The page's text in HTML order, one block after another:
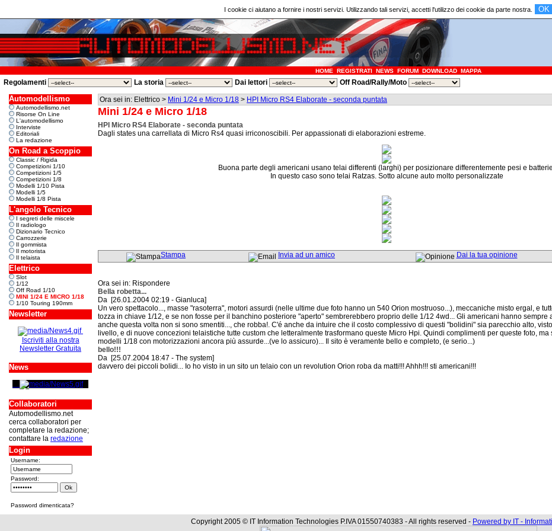
I cookie ci aiutano a fornire i nostri servizi. Utilizzando tali servizi, accetti l'utilizzo dei cookie da parte nostra. OK
HOME REGISTRATI NEWS FORUM DOWNLOAD MAPPA
Regolamenti La storia Dai lettori Off Road/Rally/Moto
Automodellismo
Automodellismo.net
Risorse On Line
L'automodellismo
Interviste
Editoriali
La redazione
On Road a Scoppio
Classic / Rigida
Competizioni 1/10
Competizioni 1/5
Competizioni 1/8
Modelli 1/10 Pista
Modelli 1/5
Modelli 1/8 Pista
L'angolo Tecnico
I segreti delle miscele
Il radiologo
Dizionario Tecnico
Carrozzerie
Il gommista
Il motorista
Il telaista
Elettrico
Slot
1/12
Off Road 1/10
MINI 1/24 E MICRO 1/18
1/10 Touring 190mm
Newsletter
Iscriviti alla nostra
Newsletter Gratuita
News
Collaboratori
Automodellismo.net
cerca collaboratori per
completare la redazione;
contattare la redazione
Login
Username:
Password:
Password dimenticata?
Ora sei in: Elettrico > Mini 1/24 e Micro 1/18 > HPI Micro RS4 Elaborate - seconda puntata
Mini 1/24 e Micro 1/18
HPI Micro RS4 Elaborate - seconda puntata
Dagli states una carrellata di Micro Rs4 quasi irriconoscibili. Per appassionati di elaborazioni estreme.
Buona parte degli americani usano telai differenti (larghi) per posizionare differentemente pesi e
In questo caso sono telai Ratzas. Sotto alcune auto molto personalizzate
Stampa Invia ad un amico Dai la tua opinione
Ora sei in: Rispondere
Bella robetta...
Da [26.01.2004 02:19 - Gianluca]
Un vero spettacolo..., masse "rasoterra", motori assurdi (nelle ultime due foto hanno un 540 Orion mostruoso...), meccaniche misto ergal, e
tozza in chiave 1/12, e se non fosse per il banchino posteriore "aperto" sembrerebbero proprio delle 1/12 4wd... Gli americani hanno sempre
anche questa volta non si sono smentiti..., che robba!. C'é anche da intuire che il costo complessivo di questi "bolidini" sia parecchio alto,
livello, e di nuove concezioni telaistiche tutte custom che letteralmente trasformano queste Micro Hpi. Quindi complimenti per queste foto,
modelli 1/18 con motorizzazioni ancora più assurde...(ve lo assicuro)... Il sito è veramente bello e completo, (e serio...)
bello!!!
Da [25.07.2004 18:47 - The system]
davvero dei piccoli bolidi... Io ho visto in un sito un telaio con un revolution Orion roba da matti!!! Ahhh!!! sti americani!!!
Copyright 2005 © IT Information Technologies P.IVA 01550740383 - All rights reserved - Powered by IT -